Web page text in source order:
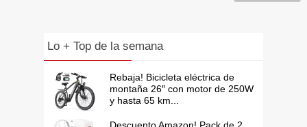
Lo + Top de la semana
Rebaja! Bicicleta eléctrica de
montaña 26″ con motor de 250W
y hasta 65 km...
Descuento Amazon! Pack de 2